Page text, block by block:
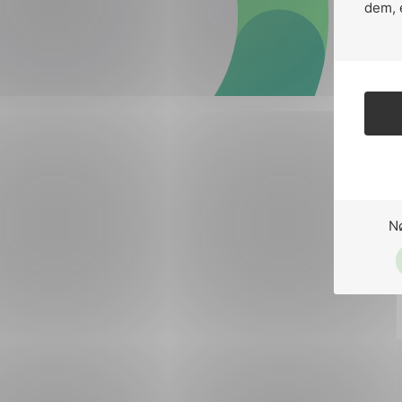
dem,
Forsvar og beredskap
Industri og automatisering
Lavspenning
Maritime elinstallasjoner